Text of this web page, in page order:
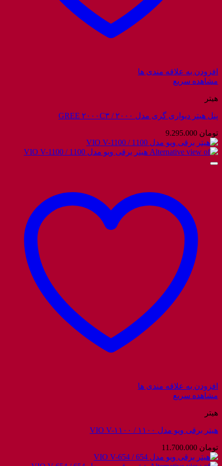
افزودن به علاقه مندی ها
مشاهده سریع
هیتر
پنل هیتر دیواری گری مدل ۲۰۰۰ / GREE ۲۰۰۰C۳
تومان
افزودن به علاقه مندی ها
مشاهده سریع
هیتر
هیتر برقی ویو مدل ۱۱۰۰ / VIO V-۱۱۰۰
تومان